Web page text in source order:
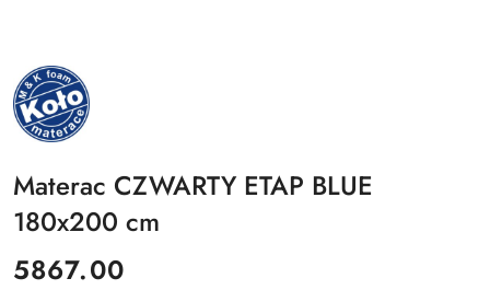
NAZWA
PRODUCENTA:
MKFOAM
Materac CZWARTY ETAP BLUE
180x200 cm
cena:
5867.00